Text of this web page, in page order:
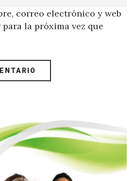
correo electrónico y web
para la próxima vez que